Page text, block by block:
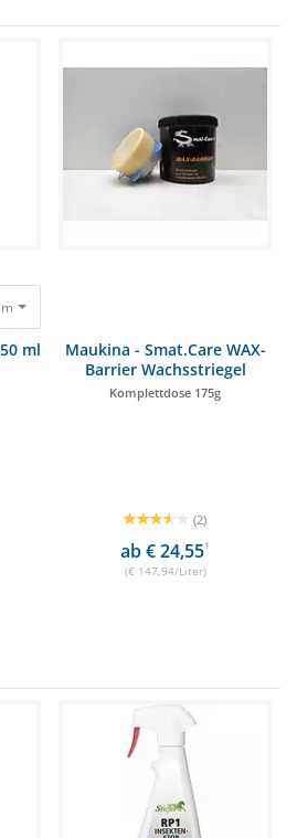
absoluter Schutz 23,95 €
ml
Maukina - Smat.Care WAX-
Barrier Wachsstriegel
Komplettdose 175g
(2)
ab € 24,551
(€ 147,94/Liter)